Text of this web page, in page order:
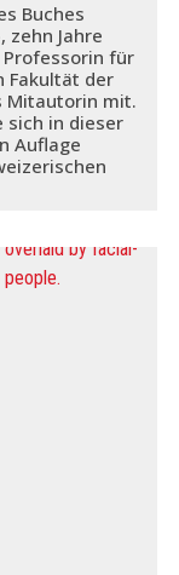
Buches
zehn Jahre
Professorin für
Fakultät der
Mitautorin mit.
sich in dieser
Auflage